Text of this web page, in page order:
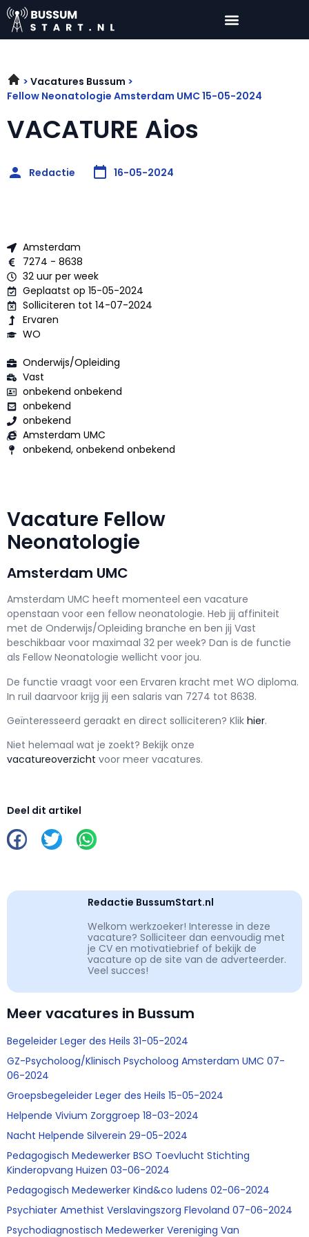
Vacatures Bussum
Fellow Neonatologie Amsterdam UMC 15-05-2024
VACATURE Aios
Redactie 16-05-2024
Amsterdam
7274 - 8638
32 uur per week
Geplaatst op 15-05-2024
Solliciteren tot 14-07-2024
Ervaren
WO
Onderwijs/Opleiding
Vast
onbekend onbekend
onbekend
onbekend
Amsterdam UMC
onbekend, onbekend onbekend
Vacature Fellow
Neonatologie
Amsterdam UMC
Amsterdam UMC heeft momenteel een vacature
openstaan voor een fellow neonatologie. Heb jij affiniteit
met de Onderwijs/Opleiding branche en ben jij Vast
beschikbaar voor maximaal 32 per week? Dan is de functie
als Fellow Neonatologie wellicht voor jou.
De functie vraagt voor een Ervaren kracht met WO diploma.
In ruil daarvoor krijg jij een salaris van 7274 tot 8638.
Geïnteresseerd geraakt en direct solliciteren? Klik hier.
Niet helemaal wat je zoekt? Bekijk onze
vacatureoverzicht voor meer vacatures.
Deel dit artikel
Redactie BussumStart.nl
Welkom werkzoeker! Interesse in deze
vacature? Solliciteer dan eenvoudig met
je CV en motivatiebrief of bekijk de
vacature op de site van de adverteerder.
Veel succes!
Meer vacatures in Bussum
Begeleider Leger des Heils 31-05-2024
GZ-Psycholoog/Klinisch Psycholoog Amsterdam UMC 07-
06-2024
Groepsbegeleider Leger des Heils 15-05-2024
Helpende Vivium Zorggroep 18-03-2024
Nacht Helpende Silverein 29-05-2024
Pedagogisch Medewerker BSO Toevlucht Stichting
Kinderopvang Huizen 03-06-2024
Pedagogisch Medewerker Kind&co ludens 02-06-2024
Psychiater Amethist Verslavingszorg Flevoland 07-06-2024
Psychodiagnostisch Medewerker Vereniging Van